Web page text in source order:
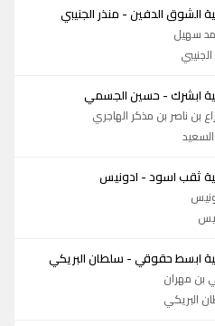
الشوق الدفين- منذر الجنيبي
سهيل
ابشرك- حسين الجسمي
بن ناصر بن مذكر الهاجري
السعيد
ثقب اسود- ادونيس
ابسط حقوقي- سلطان البريكي
بن مهران
البريكي